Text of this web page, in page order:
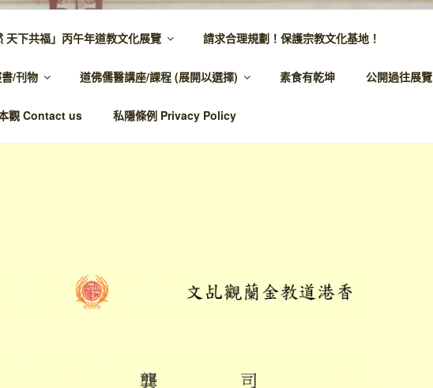
百業昌興
天下共福」丙午年道教文化展覽 請求合理規劃！保護宗教文化基地！
/刊物 道佛儒醫講座/課程 (展開以選擇) 素食有乾坤 公開過往展覽
觀 Contact us 私隱條例 Privacy Policy